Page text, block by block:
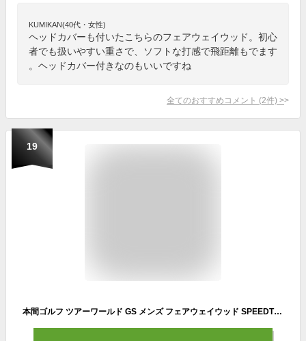
KUMIKAN(40代・女性)
ヘッドカバーも付いたこちらのフェアウェイウッド。初心
者でも扱いやすい重さで、ソフトな打感で飛距離もでます
。ヘッドカバー付きなのもいいですね
全てのおすすめコメント (2件) >
19
本間ゴルフ ツアーワールド GS メンズ フェアウェイウッド SPEEDTUNED48 カーボンシャフト 2021年モデル HONMA T//WORLD